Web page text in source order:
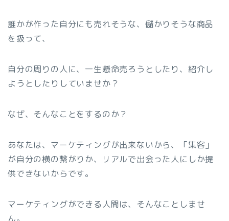
誰かが作った自分にも売れそうな、儲かりそうな商品
を扱って、
自分の周りの人に、一生懸命売ろうとしたり、紹介し
ようとしたりしていませか？
なぜ、そんなことをするのか？
あなたは、マーケティングが出来ないから、「集客」
が自分の横の繋がりか、リアルで出会った人にしか提
供できないからです。
マーケティングができる人間は、そんなことしませ
ん。